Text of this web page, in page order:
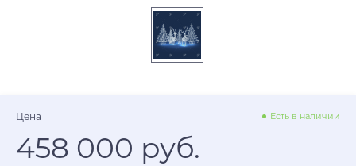
Цена Есть в наличии
458 000 руб.